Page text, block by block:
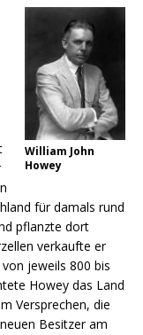
William John
Howey
für damals rund
pflanzte dort
verkaufte er
jeweils 800 bis
Howey das Land
Versprechen, die
Besitzer am